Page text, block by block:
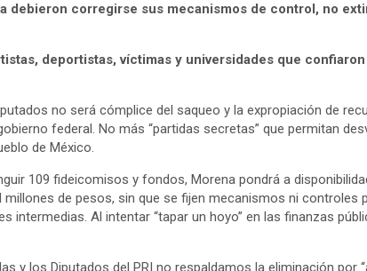
debieron corregirse sus mecanismos de control, no
deportistas, víctimas y universidades que
no será cómplice del saqueo y la expropiación de
federal. No más “partidas secretas” que permitan
de México.
109 fideicomisos y fondos, Morena pondrá a
de pesos, sin que se fijen mecanismos ni controles
intermedias. Al intentar “tapar un hoyo” en las finanzas
y los Diputados del PRI no respaldamos la eliminación por